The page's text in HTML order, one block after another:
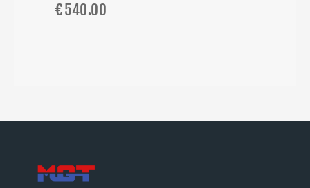
€540.00